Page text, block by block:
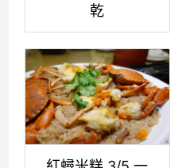
乾